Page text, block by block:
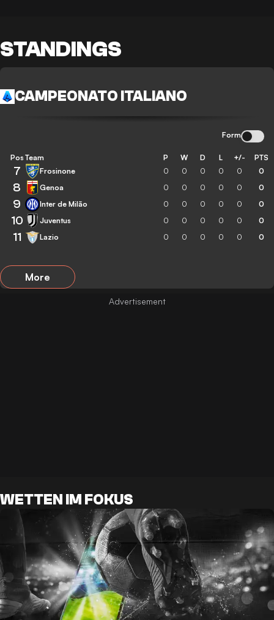
STANDINGS
CAMPEONATO ITALIANO
Form
Pos Team P W D L +/- PTS
7 Frosinone 0 0 0 0 0 0
8 Genoa 0 0 0 0 0 0
9 Inter de Milão 0 0 0 0 0 0
10 Juventus 0 0 0 0 0 0
11 Lazio 0 0 0 0 0 0
More
WETTEN IM FOKUS